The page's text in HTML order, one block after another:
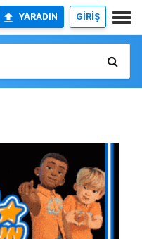
YARADIN GİRİŞ